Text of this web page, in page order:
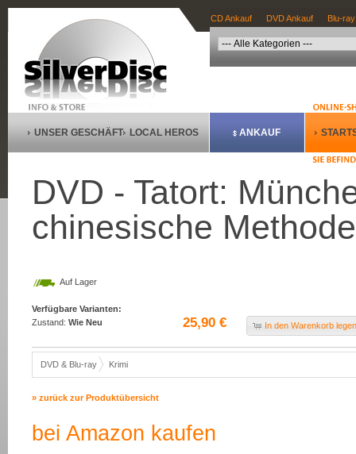
CD Ankauf DVD Ankauf Blu-
UNSER GESCHÄFT LOCAL HEROS ANKAUF
DVD - Tatort:
chinesische
Auf Lager
Verfügbare Varianten:
Zustand: Wie Neu 25,90 € In den Warenkorb
DVD & Blu-ray Krimi
» zurück zur Produktübersicht
bei Amazon kaufen